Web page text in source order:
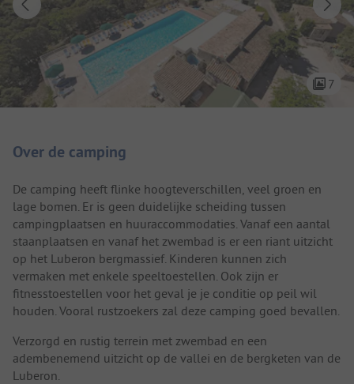
7
Over de camping
De camping heeft flinke hoogteverschillen, veel groen en
lage bomen. Er is geen duidelijke scheiding tussen
campingplaatsen en huuraccommodaties. Vanaf een aantal
staanplaatsen en vanaf het zwembad is er een riant uitzicht
op het Luberon bergmassief. Kinderen kunnen zich
vermaken met enkele speeltoestellen. Ook zijn er
fitnesstoestellen voor het geval je je conditie op peil wil
houden. Vooral rustzoekers zal deze camping goed bevallen.
Verzorgd en rustig terrein met zwembad en een
adembenemend uitzicht op de vallei en de bergketen van de
Luberon.